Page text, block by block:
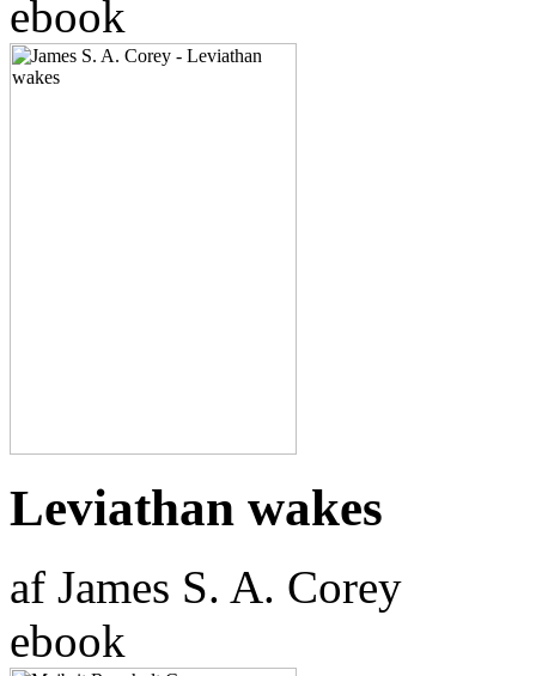
ebook
Leviathan wakes
af James S. A. Corey
ebook